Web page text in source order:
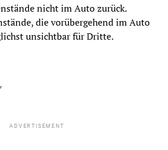
nicht im Auto zurück.
die vorübergehend im Auto
unsichtbar für Dritte.
ADVERTISEMENT